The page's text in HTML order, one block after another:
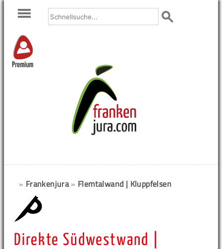
Premium
» Frankenjura» Flemtalwand | Kluppfelsen
Direkte Südwestwand |